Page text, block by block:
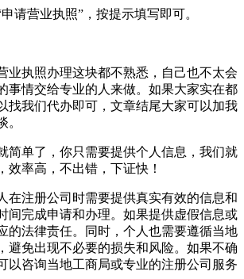
请营业执照”，按提示填写即可。
业执照办理这块都不熟悉，自己也不太会
事情交给专业的人来做。如果大家实在都
找我们代办即可，文章结尾大家可以加我
。
简单了，你只需要提供个人信息，我们就
效率高，不出错，下证快！
在注册公司时需要提供真实有效的信息和
间完成申请和办理。如果提供虚假信息或
的法律责任。同时，个人也需要遵循当地
避免出现不必要的损失和风险。如果不确
以咨询当地工商局或专业的注册公司服务